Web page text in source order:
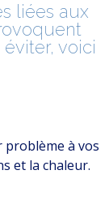
liées aux
voici
problème à vos
et la chaleur.